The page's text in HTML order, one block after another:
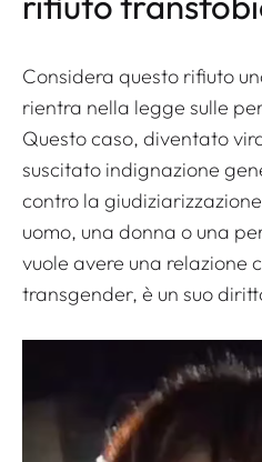
Considera questo rifiuto
rientra nella legge sulle
Questo caso, diventato
suscitato indignazione
contro la
uomo, una donna o una
vuole avere una relazione
transgender, è un suo